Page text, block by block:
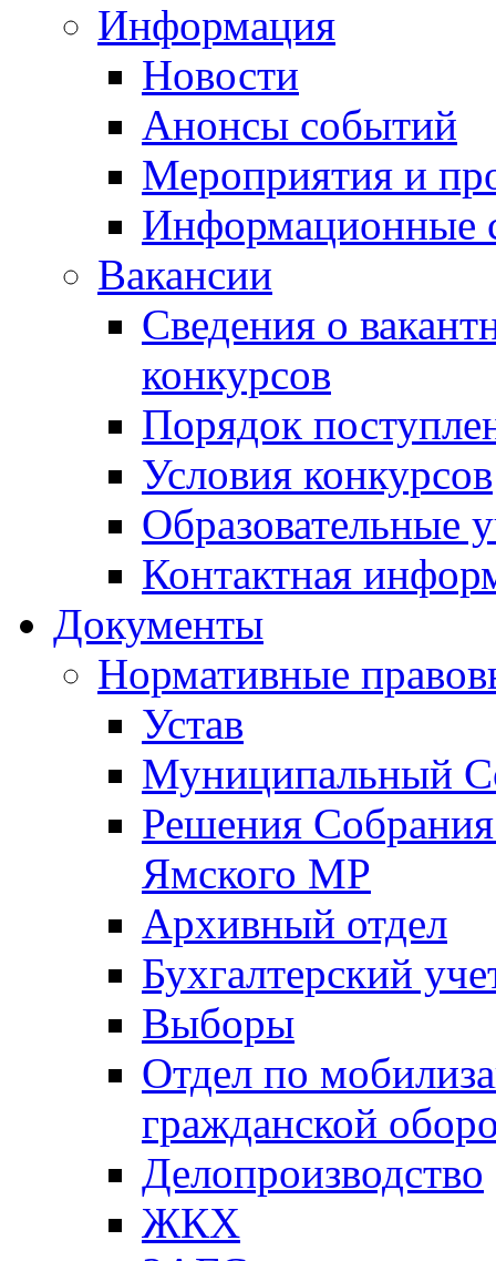
Информация
Новости
Анонсы событий
Мероприятия и
Информационные
Вакансии
Сведения о
конкурсов
Порядок
Условия конкурсов
Образовательные
Контактная
Документы
Нормативные
Устав
Муниципальный
Решения
Ямского МР
Архивный отдел
Бухгалтерский
Выборы
Отдел по
гражданской
Делопроизводство
ЖКХ